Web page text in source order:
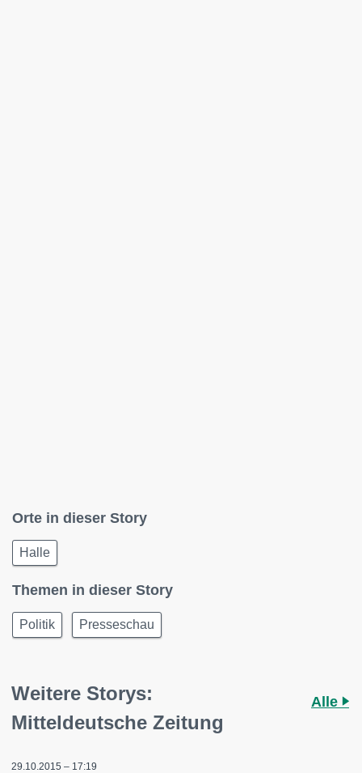
Orte in dieser Story
Halle
Themen in dieser Story
Politik Presseschau
Weitere Storys:
Mitteldeutsche Zeitung
Alle
29.10.2015 – 17:19